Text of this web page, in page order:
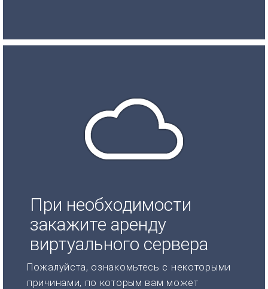
При необходимости
закажите аренду
виртуального сервера
Пожалуйста, ознакомьтесь с некоторыми
причинами, по которым вам может